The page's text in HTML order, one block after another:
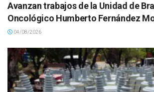
Avanzan trabajos de la Unidad de
Oncológico Humberto Fernández
04/08/2026